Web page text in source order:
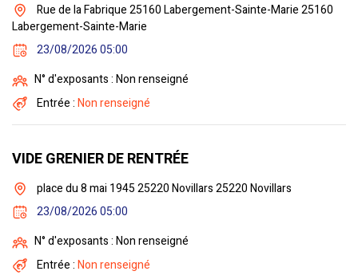
Rue de la Fabrique 25160 Labergement-Sainte-Marie 25160
Labergement-Sainte-Marie
23/08/2026 05:00
N° d'exposants : Non renseigné
Entrée :Non renseigné
VIDE GRENIER DE RENTRÉE
place du 8 mai 1945 25220 Novillars 25220 Novillars
23/08/2026 05:00
N° d'exposants : Non renseigné
Entrée :Non renseigné